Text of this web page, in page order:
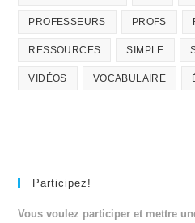
PROFESSEURS PROFS
RESSOURCES SIMPLE
VIDÉOS VOCABULAIRE
Participez!
Vous voulez participer et mettre